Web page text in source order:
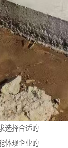
选择合适的
体现企业的